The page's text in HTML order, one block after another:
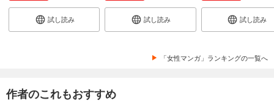
試し読み 試し読み 試し読み
「女性マンガ」ランキングの一覧へ
作者のこれもおすすめ